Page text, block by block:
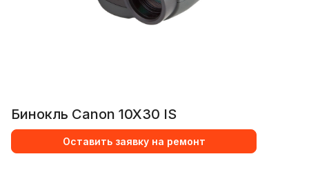
Бинокль Canon 10X30 IS
Оставить заявку на ремонт